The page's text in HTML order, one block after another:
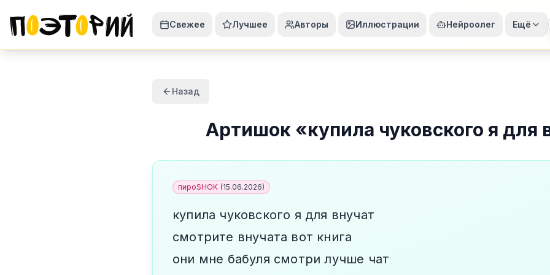
Свежее Лучшее Авторы Иллюстрации Нейроолег Ещё
Назад
Артишок «купила чуковского я для
пироSHOK (15.06.2026)
купила чуковского я для внучат
смотрите внучата вот книга
они мне бабуля смотри лучше чат